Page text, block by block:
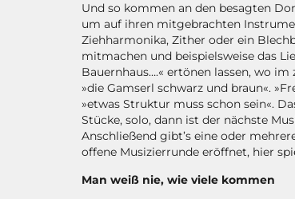
Und so kommen an den besagten
um auf ihren mitgebrachten
Ziehharmonika, Zither oder ein
mitmachen und beispielsweise das
Bauernhaus….« ertönen lassen, wo
»die Gamserl schwarz und braun«.
»etwas Struktur muss schon sein«.
Stücke, solo, dann ist der nächste
Anschließend gibt’s eine oder
offene Musizierrunde eröffnet, hier
Man weiß nie, wie viele kommen